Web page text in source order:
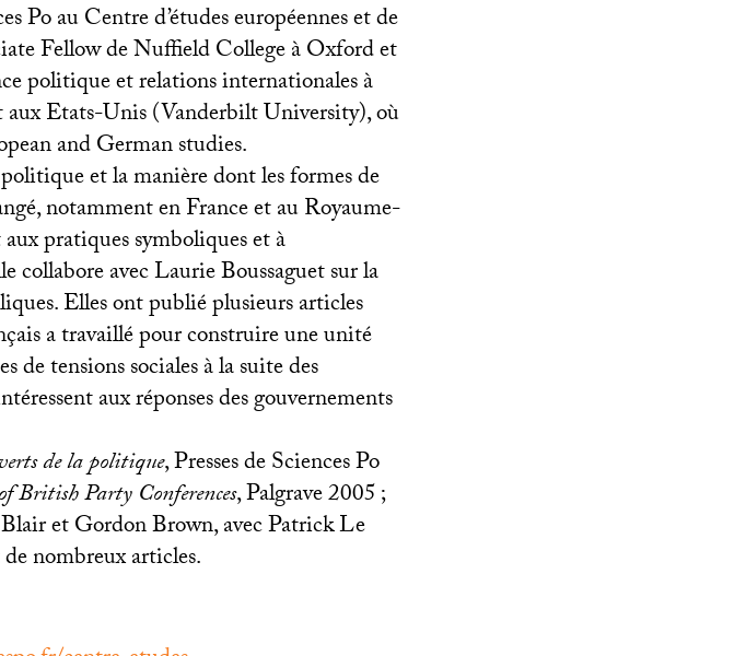
Po au Centre d’études européennes et de
Fellow de Nuffield College à Oxford et
politique et relations internationales à
Etats-Unis (Vanderbilt University), où
and German studies.
et la manière dont les formes de
notamment en France et au Royaume-
pratiques symboliques et à
collabore avec Laurie Boussaguet sur la
Elles ont publié plusieurs articles
a travaillé pour construire une unité
tensions sociales à la suite des
aux réponses des gouvernements
de la politique, Presses de Sciences Po
British Party Conferences, Palgrave 2005;
et Gordon Brown, avec Patrick Le
nombreux articles.